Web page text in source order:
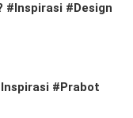
#inspirasi #design
#prabot